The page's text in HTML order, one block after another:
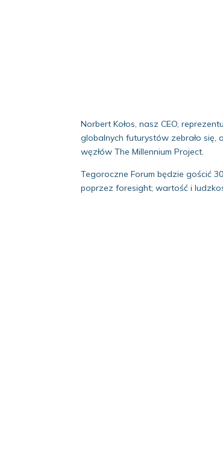
Norbert Kołos, nasz CEO,
globalnych futurystów zebrało
węzłów The Millennium Project.
Tegoroczne Forum będzie gościć
poprzez foresight; wartość i